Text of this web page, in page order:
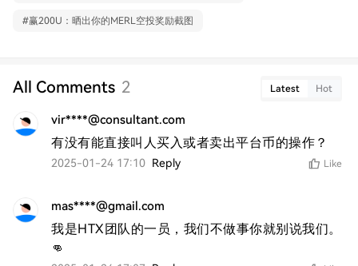
#赢200U：晒出你的MERL空投奖励截图
All Comments 2 Latest Hot
vir****@consultant.com
有没有能直接叫人买入或者卖出平台币的操作？
2025-01-24 17:10 Reply Like
mas****@gmail.com
我是HTX团队的一员，我们不做事你就别说我们。
👊